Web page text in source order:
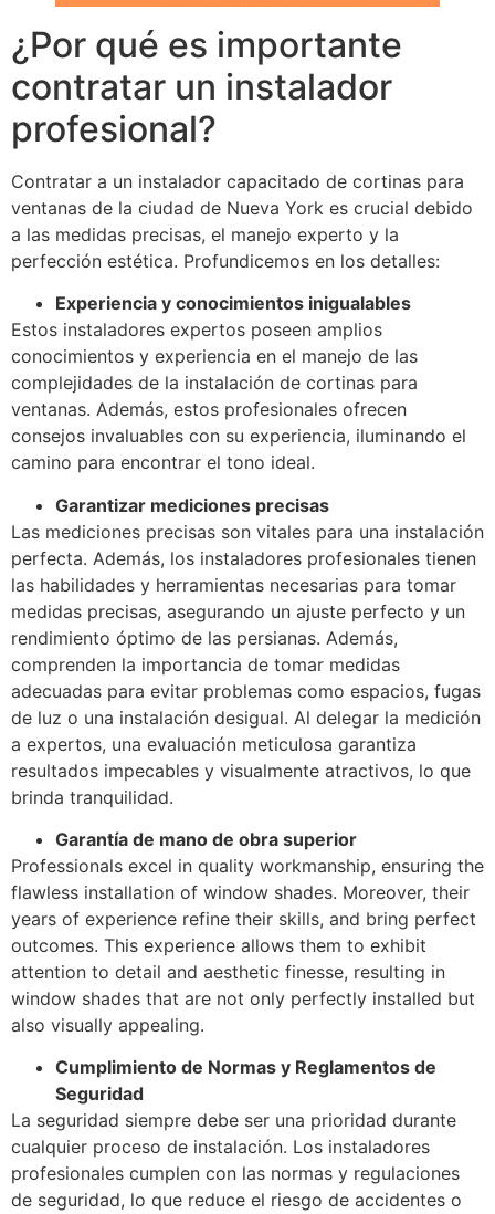
¿Por qué es importante
contratar un instalador
profesional?
Contratar a un instalador capacitado de cortinas para
ventanas de la ciudad de Nueva York es crucial debido
a las medidas precisas, el manejo experto y la
perfección estética. Profundicemos en los detalles:
Experiencia y conocimientos inigualables
Estos instaladores expertos poseen amplios
conocimientos y experiencia en el manejo de las
complejidades de la instalación de cortinas para
ventanas. Además, estos profesionales ofrecen
consejos invaluables con su experiencia, iluminando el
camino para encontrar el tono ideal.
Garantizar mediciones precisas
Las mediciones precisas son vitales para una instalación
perfecta. Además, los instaladores profesionales tienen
las habilidades y herramientas necesarias para tomar
medidas precisas, asegurando un ajuste perfecto y un
rendimiento óptimo de las persianas. Además,
comprenden la importancia de tomar medidas
adecuadas para evitar problemas como espacios, fugas
de luz o una instalación desigual. Al delegar la medición
a expertos, una evaluación meticulosa garantiza
resultados impecables y visualmente atractivos, lo que
brinda tranquilidad.
Garantía de mano de obra superior
Professionals excel in quality workmanship, ensuring the
flawless installation of window shades. Moreover, their
years of experience refine their skills, and bring perfect
outcomes. This experience allows them to exhibit
attention to detail and aesthetic finesse, resulting in
window shades that are not only perfectly installed but
also visually appealing.
Cumplimiento de Normas y Reglamentos de
Seguridad
La seguridad siempre debe ser una prioridad durante
cualquier proceso de instalación. Los instaladores
profesionales cumplen con las normas y regulaciones
de seguridad, lo que reduce el riesgo de accidentes o